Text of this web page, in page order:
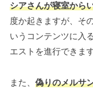
シアさんが寝室から
度か起きますが、そ
いうコンテンツに入
エストを進行できます
また、 偽りのメルサ